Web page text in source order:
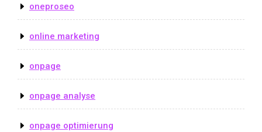
oneproseo
online marketing
onpage
onpage analyse
onpage optimierung